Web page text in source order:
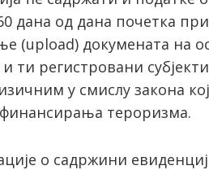
дана од дана почетка
(upload) докумената на
ти регистровани
у смислу закона
тероризма.
о садржини